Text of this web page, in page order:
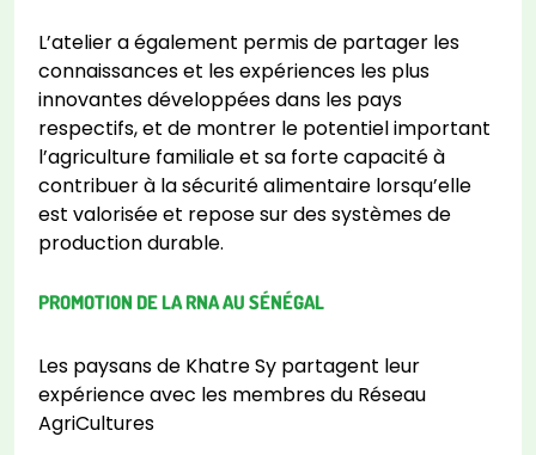
L’atelier a également permis de partager les
connaissances et les expériences les plus
innovantes développées dans les pays
respectifs, et de montrer le potentiel important
l’agriculture familiale et sa forte capacité à
contribuer à la sécurité alimentaire lorsqu’elle
est valorisée et repose sur des systèmes de
production durable.
PROMOTION DE LA RNA AU SÉNÉGAL
Les paysans de Khatre Sy partagent leur
expérience avec les membres du Réseau
AgriCultures